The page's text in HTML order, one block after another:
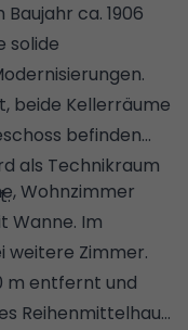
ca. 1906
solide
beide Kellerräume
befinden
als Technikraum
Wohnzimmer
Wanne. Im
weitere Zimmer.
m entfernt und
Reihenmittelhaus